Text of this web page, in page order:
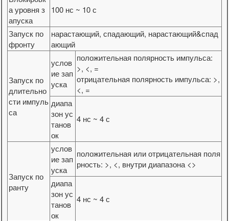
а уровня з
апуска
100 нс ~ 10 с
Запуск по
фронту
нарастающий, спадающий, нарастающий&спад
ающий
Запуск по
длительно
сти импуль
са
услов
ие зап
уска
положительная полярность импульса:
>, <, =
отрицательная полярность импульса: >,
<, =
диапа
зон ус
танов
ок
4 нс ~ 4 с
Запуск по
ранту
услов
ие зап
уска
положительная или отрицательная поля
рность: >, <, внутри диапазона <>
диапа
зон ус
танов
ок
4 нс ~ 4 с